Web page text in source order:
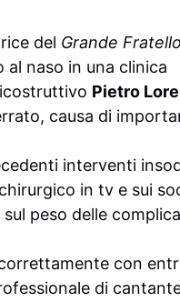
del Grande Fratello
naso in una clinica
Pietro
causa di
interventi
in tv e sui
peso delle
con
di